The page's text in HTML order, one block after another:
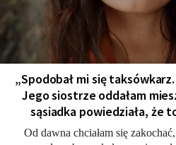
„Spodobał mi się
Jego siostrze oddałam
sąsiadka powiedziała, że
Od dawna chciałam się